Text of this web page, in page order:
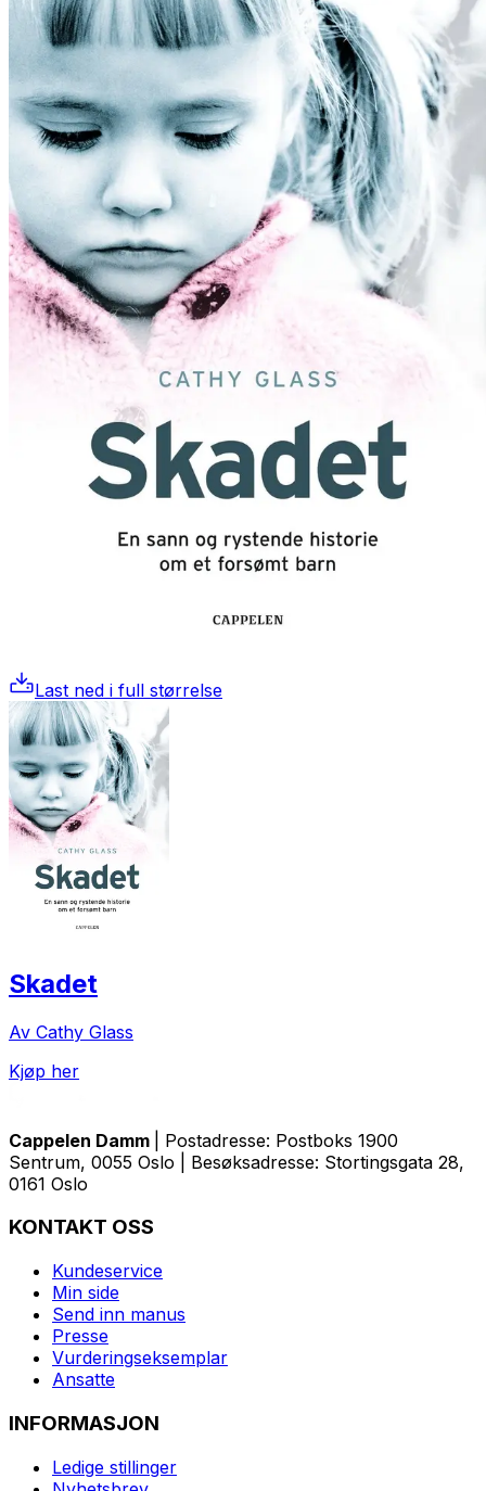
Last ned i full størrelse
Skadet
Av Cathy Glass
Kjøp her
Cappelen Damm
| Postadresse: Postboks 1900
Sentrum, 0055 Oslo | Besøksadresse: Stortingsgata 28,
0161 Oslo
KONTAKT OSS
Kundeservice
Min side
Send inn manus
Presse
Vurderingseksemplar
Ansatte
INFORMASJON
Ledige stillinger